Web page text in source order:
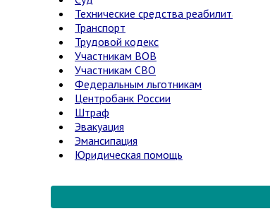
Технические средства реабилитации
Транспорт
Трудовой кодекс
Участникам ВОВ
Участникам СВО
Федеральным льготникам
Центробанк России
Штраф
Эвакуация
Эмансипация
Юридическая помощь